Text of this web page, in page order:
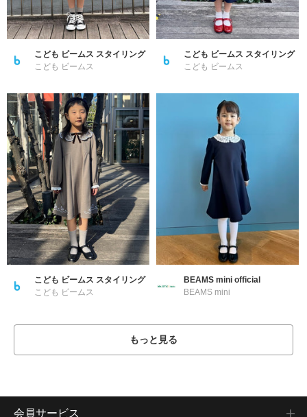
こども ビームス スタイリング
こども ビームス
こども ビームス スタイリング
こども ビームス
こども ビームス スタイリング
こども ビームス
BEAMS mini official
BEAMS mini
もっと見る
会員サービス